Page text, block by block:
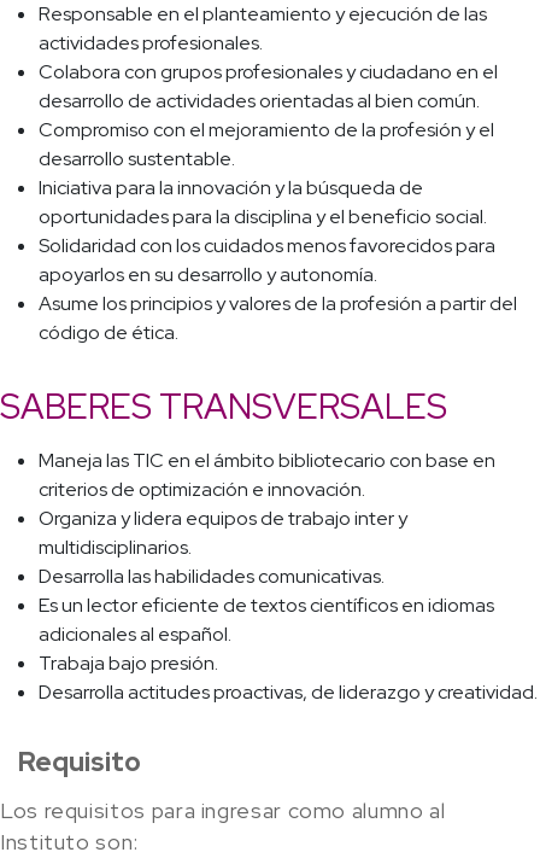
Responsable en el planteamiento y ejecución de las
actividades profesionales.
Colabora con grupos profesionales y ciudadano en el
desarrollo de actividades orientadas al bien común.
Compromiso con el mejoramiento de la profesión y el
desarrollo sustentable.
Iniciativa para la innovación y la búsqueda de
oportunidades para la disciplina y el beneficio social.
Solidaridad con los cuidados menos favorecidos para
apoyarlos en su desarrollo y autonomía.
Asume los principios y valores de la profesión a partir del
código de ética.
SABERES TRANSVERSALES
Maneja las TIC en el ámbito bibliotecario con base en
criterios de optimización e innovación.
Organiza y lidera equipos de trabajo inter y
multidisciplinarios.
Desarrolla las habilidades comunicativas.
Es un lector eficiente de textos científicos en idiomas
adicionales al español.
Trabaja bajo presión.
Desarrolla actitudes proactivas, de liderazgo y creatividad.
Requisito
Los requisitos para ingresar como alumno al
Instituto son: